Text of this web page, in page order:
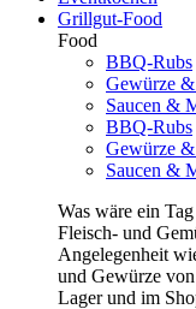
Grillgut-Food
Food
BBQ-Rubs
Gewürze
Saucen &
BBQ-Rubs
Gewürze
Saucen &
Was wäre ein
Fleisch- und
Angelegenheit
und Gewürze
Lager und im